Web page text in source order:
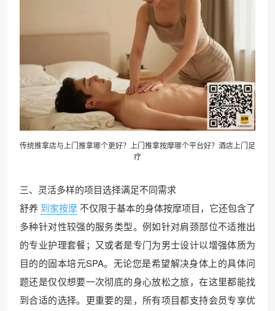
传统推拿店与上门推拿哪个更好？上门推拿按摩哪个平台好？酒店 上门足
疗
三、灵活多样的项目选择满足不同需求
舒养 到家按摩 不仅限于基本的身体按摩项目，它还包含了
多种针对性较强的服务类型。例如针对肩颈部位不适推出
的专业护理套餐；又或者是专门为男士设计以增强体质为
目的的固本培元SPA。无论您是希望解决身体上的具体问
题还是仅仅想要一次彻底的身心放松之旅，在这里都能找
到合适的选择。更重要的是，所有项目都支持会员专享优